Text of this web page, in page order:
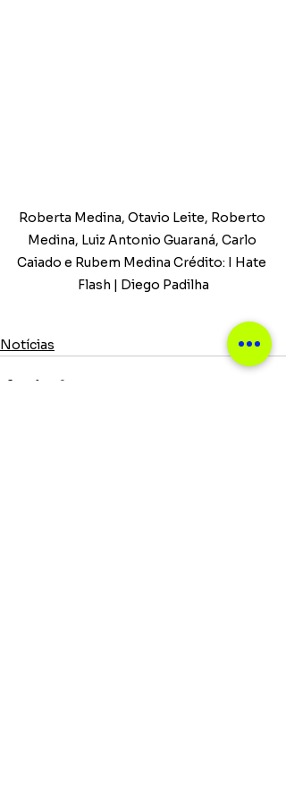
Roberta Medina, Otavio Leite, Roberto
Medina, Luiz Antonio Guaraná, Carlo
Caiado e Rubem Medina Crédito: I Hate
Flash | Diego Padilha
Notícias